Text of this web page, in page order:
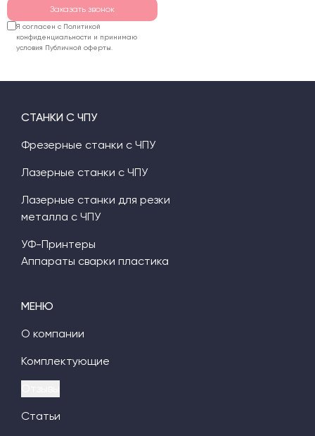
Заказать звонок
Я согласен с Политикой
конфиденциальности и принимаю
условия Публичной оферты.
МЕНЮ
О компании
Комплектующие
Статьи
СТАНКИ С ЧПУ
Фрезерные станки с ЧПУ
Лазерные станки с ЧПУ
Лазерные станки для резки
металла с ЧПУ
УФ-Принтеры
Аппараты сварки пластика